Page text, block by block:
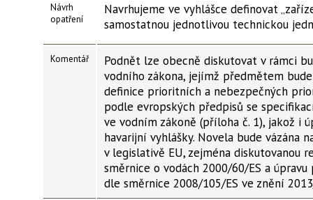
Návrh
opatření
Navrhujeme ve vyhlášce definovat
samostatnou jednotlivou technickou
Komentář
Podnět lze obecně diskutovat v rámci
vodního zákona, jejímž předmětem
definice prioritních a nebezpečných
podle evropských předpisů se
ve vodním zákoně (příloha č. 1), jakož i
havarijní vyhlášky. Novela bude vázána
v legislativě EU, zejména diskutovanou
směrnice o vodách 2000/60/ES a
dle směrnice 2008/105/ES ve znění